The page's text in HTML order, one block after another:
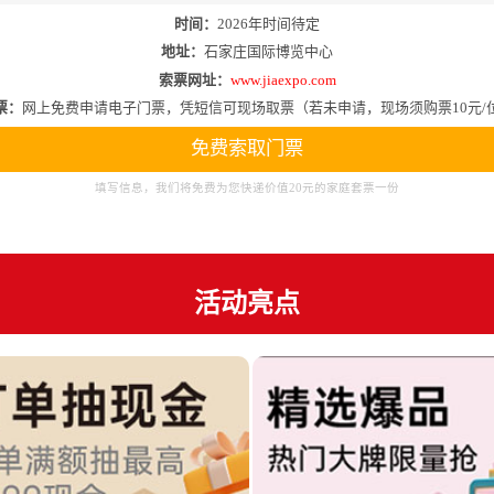
时间： 2026年时间待定
地址： 石家庄国际博览中心
索票网址： www.jiaexpo.com
网上免费申请电子门票，凭短信可现场取票（若未申请，现场须购票10元/
免费索取门票
填写信息，我们将免费为您快递价值20元的家庭套票一份
活动亮点